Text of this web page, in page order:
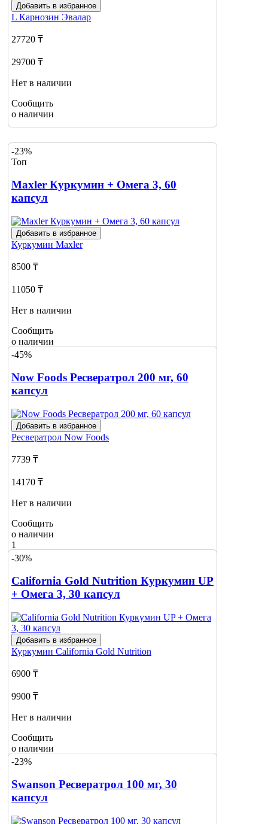
Добавить в избранное
L Карнозин Эвалар
27720 ₸
29700 ₸
Нет в наличии
Сообщить
о наличии
-23%
Топ
Maxler Куркумин + Омега 3, 60
капсул
Добавить в избранное
Куркумин Maxler
8500 ₸
11050 ₸
Нет в наличии
Сообщить
о наличии
1
-45%
Now Foods Ресвератрол 200 мг, 60
капсул
Добавить в избранное
Ресвератрол Now Foods
7739 ₸
14170 ₸
Нет в наличии
Сообщить
о наличии
1
-30%
California Gold Nutrition Куркумин UP
+ Омега 3, 30 капсул
Добавить в избранное
Куркумин California Gold Nutrition
6900 ₸
9900 ₸
Нет в наличии
Сообщить
о наличии
-23%
Swanson Ресвератрол 100 мг, 30
капсул